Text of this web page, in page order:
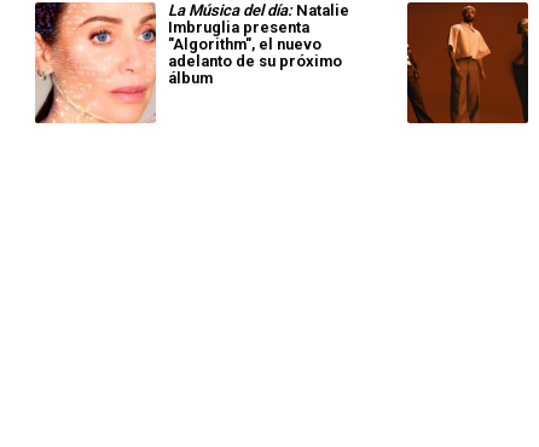
La Música del día:Natalie
Imbruglia presenta
"Algorithm", el nuevo
adelanto de su próximo
álbum